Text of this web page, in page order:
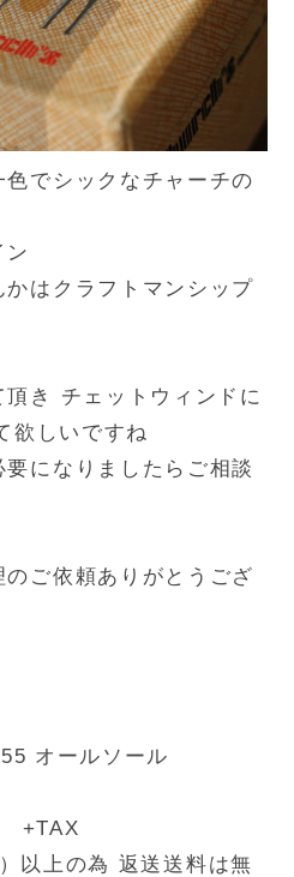
でシックなチャーチの
ン
はクラフトマンシップ
き チェットウィンドに
欲しいですね
になりましたらご相談
ご依頼ありがとうござ
オールソール
以上の為 返送送料は無